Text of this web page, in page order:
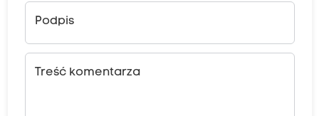
Podpis
Treść komentarza